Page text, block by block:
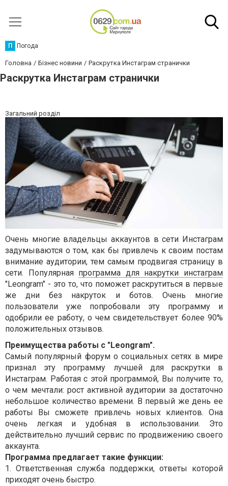
П Погода
Головна Бізнес новини Раскрутка Инстаграм странички
Раскрутка Инстаграм странички
Загальний розділ
Очень многие владельцы аккаунтов в сети Инстаграм
задумываются о том, как бы привлечь к своим постам
внимание аудитории, тем самым продвигая страницу в
сети. Популярная программа для накрутки инстаграм
"Leongram" - это то, что поможет раскрутиться в первые
же дни без накруток и ботов. Очень многие
пользователи уже попробовали эту программу и
одобрили ее работу, о чем свидетельствует более 90%
положительных отзывов.
Преимущества работы с "Leongram".
Самый популярный форум о социальных сетях в мире
признал эту программу лучшей для раскрутки в
Инстаграм. Работая с этой программой, Вы получите то,
о чем мечтали: рост активной аудитории за достаточно
небольшое количество времени. В первый же день ее
работы Вы сможете привлечь новых клиентов. Она
очень легкая и удобная в использовании. Это
действительно лучший сервис по продвижению своего
аккаунта.
Программа предлагает такие функции:
1. Ответственная служба поддержки, ответы которой
приходят очень быстро.